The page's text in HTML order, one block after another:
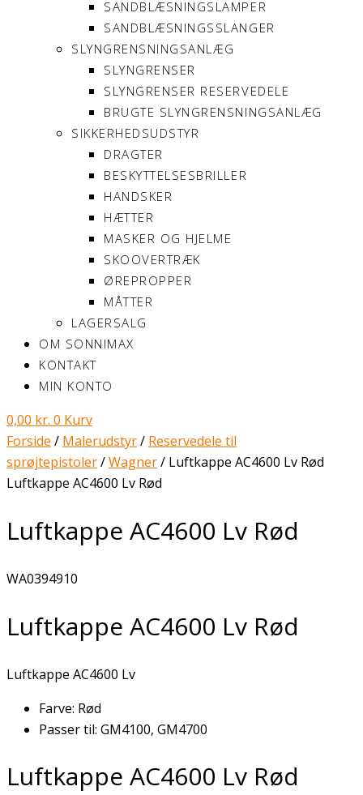
SANDBLÆSNINGSLAMPER
SANDBLÆSNINGSSLANGER
SLYNGRENSNINGSANLÆG
SLYNGRENSER
SLYNGRENSER RESERVEDELE
BRUGTE SLYNGRENSNINGSANLÆG
SIKKERHEDSUDSTYR
DRAGTER
BESKYTTELSESBRILLER
HANDSKER
HÆTTER
MASKER OG HJELME
SKOOVERTRÆK
ØREPROPPER
MÅTTER
LAGERSALG
OM SONNIMAX
KONTAKT
MIN KONTO
0,00 kr. 0 Kurv
Forside / Malerudstyr/ Reservedele til
sprøjtepistoler/Wagner/ Luftkappe AC4600 Lv Rød
Luftkappe AC4600 Lv Rød
Luftkappe AC4600 Lv Rød
WA0394910
Luftkappe AC4600 Lv Rød
Luftkappe AC4600 Lv
Farve: Rød
Passer til: GM4100, GM4700
Luftkappe AC4600 Lv Rød